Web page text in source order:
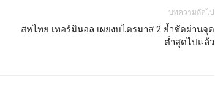
บทความถัดไป
สหไทย เทอร์มินอล เผยงบไตรมาส 2 ย้ำชัดผ่านจุด
ต่ำสุดไปแล้ว